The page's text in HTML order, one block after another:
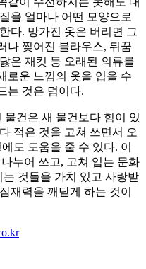
을 얼마나 어떤 모양으로
다. 망가진 옷은 버리면 그
나 찢어진 블라우스, 뒤꿈
은 재킷 등 오래된 의류를
로운 느낌의 옷을 입을 수
는 것은 덤이다.
건은 새 물건보다 힘이 있
적은 것을 고쳐 쓰면서 오
도 도움을 줄 수 있다. 이
누어 쓰고, 고쳐 입는 문화
것들을 가치 있고 사랑받
재력을 깨닫게 하는 것이